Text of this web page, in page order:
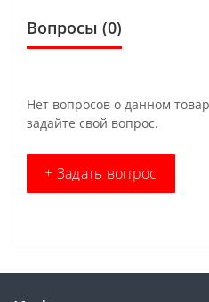
Вопросы (0)
Нет вопросов о данном
задайте свой вопрос.
+ Задать вопрос